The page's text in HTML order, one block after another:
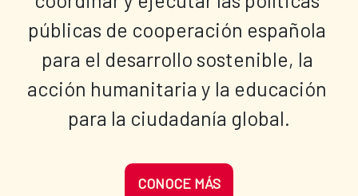
públicas de cooperación española
para el desarrollo sostenible, la
acción humanitaria y la educación
para la ciudadanía global.
CONOCE MÁS